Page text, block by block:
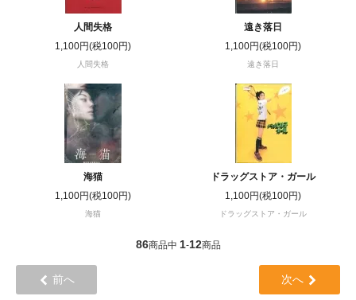
人間失格
1,100円(税100円)
人間失格
遠き落日
1,100円(税100円)
遠き落日
海猫
1,100円(税100円)
海猫
ドラッグストア・ガール
1,100円(税100円)
ドラッグストア・ガール
86商品中 1-12商品
前へ 次へ